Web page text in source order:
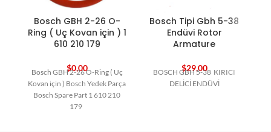
Bosch GBH 2-26 O-
Ring ( Uç Kovan için ) 1
610 210 179
$0,00
Bosch GBH 2-26 O-Ring ( Uç
Kovan için ) Bosch Yedek Parça
Bosch Spare Part 1 610 210
179
Bosch Tipi Gbh 5-38
Endüvi Rotor
Armature
$29,00
BOSCH GBH 5-38 KIRICI
DELİCİ ENDÜVİ